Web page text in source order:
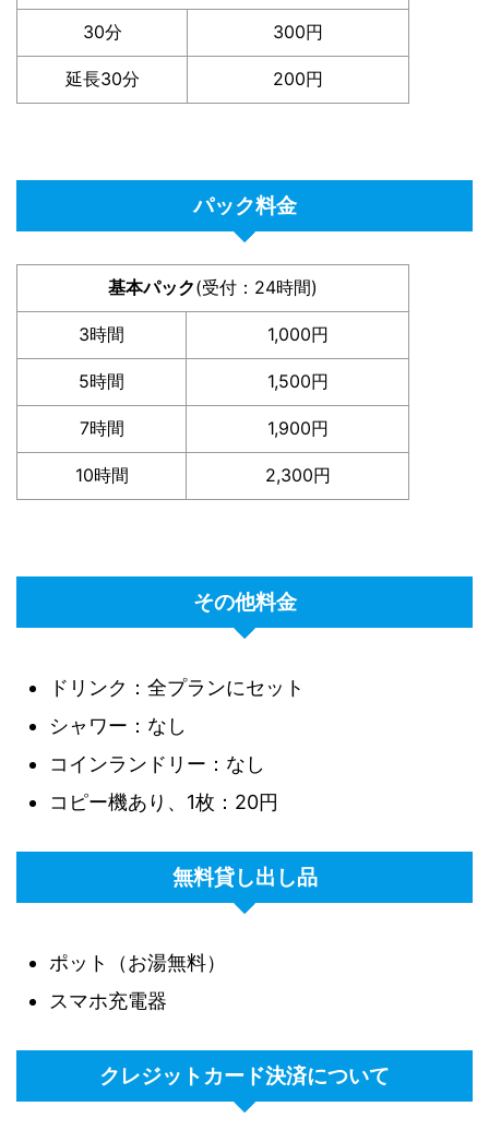
30分 300円
延長30分 200円
パック料金
基本パック(受付：24時間)
3時間 1,000円
5時間 1,500円
7時間 1,900円
10時間 2,300円
その他料金
ドリンク：全プランにセット
シャワー：なし
コインランドリー：なし
コピー機あり、1枚：20円
無料貸し出し品
ポット（お湯無料）
スマホ充電器
クレジットカード決済について